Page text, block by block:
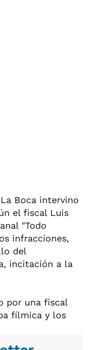
Boca intervino
el fiscal Luis
"Todo
infracciones,
del
incitación a la
por una fiscal
fílmica y los